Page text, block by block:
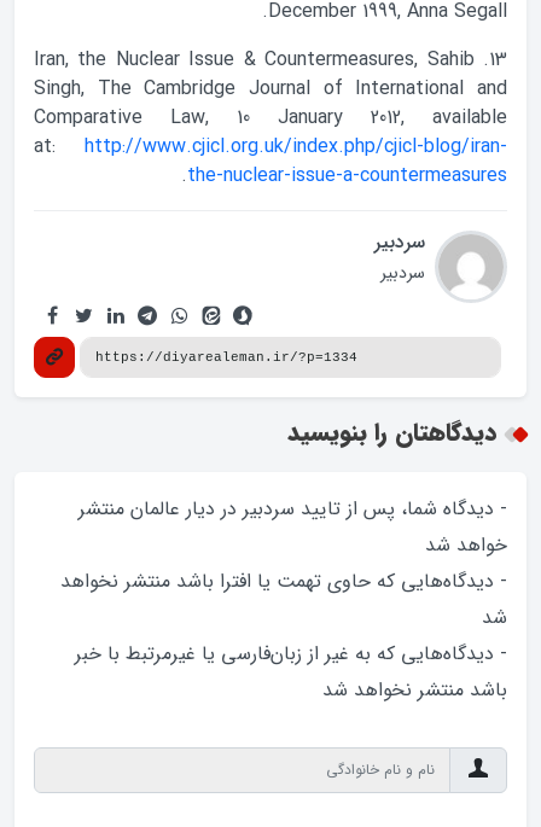
December 1999, Anna Segall.
13. Iran, the Nuclear Issue & Countermeasures, Sahib
Singh, The Cambridge Journal of International and
Comparative Law, 10 January 2012, available
at:http://www.cjicl.org.uk/index.php/cjicl-blog/iran-
the-nuclear-issue-a-countermeasures
.
سردبیر
سردبیر
دیدگاهتان را بنویسید
- دیدگاه شما، پس از تایید سردبیر در دیار عالمان منتشر
خواهد‌ شد
- دیدگاه‌هایی که حاوی تهمت یا افترا باشد منتشر نخواهد‌
شد
- دیدگاه‌هایی که به غیر از زبان‌فارسی یا غیرمرتبط با خبر
باشد منتشر نخواهد‌ شد